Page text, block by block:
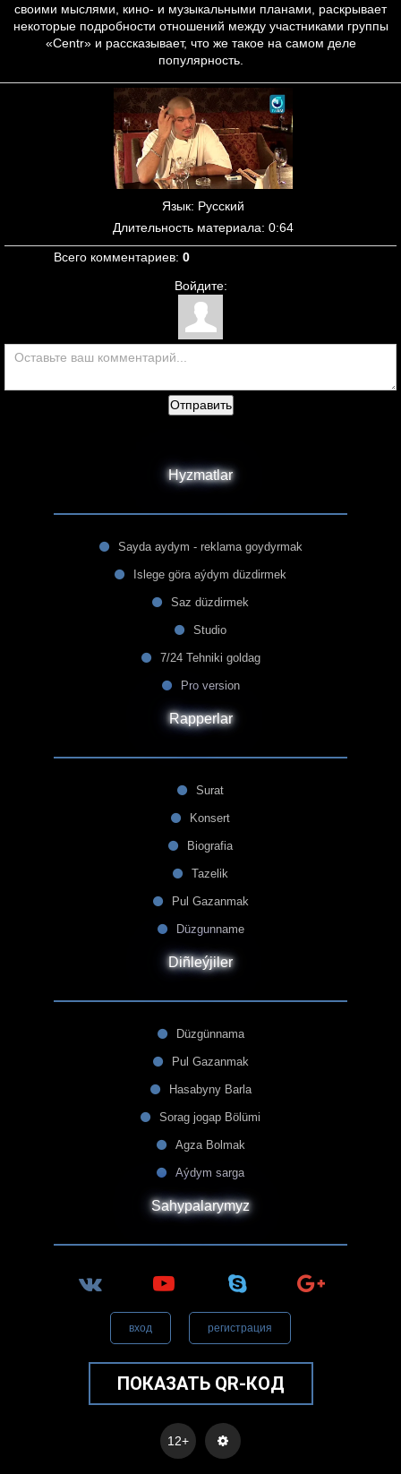
своими мыслями, кино- и музыкальными планами, раскрывает
некоторые подробности отношений между участниками группы
«Centr» и рассказывает, что же такое на самом деле
популярность.
Язык: Русский
Длительность материала: 0:64
Всего комментариев: 0
Войдите:
Отправить
Hyzmatlar
Sayda aydym - reklama goydyrmak
Islege göra aýdym düzdirmek
Saz düzdirmek
Studio
7/24 Tehniki goldag
Pro version
Rapperlar
Surat
Konsert
Biografia
Tazelik
Pul Gazanmak
Düzgunname
Diñleýjiler
Düzgünnama
Pul Gazanmak
Hasabyny Barla
Sorag jogap Bölümi
Agza Bolmak
Aýdym sarga
Sahypalarymyz
вход регистрация
ПОКАЗАТЬ QR-КОД
12+